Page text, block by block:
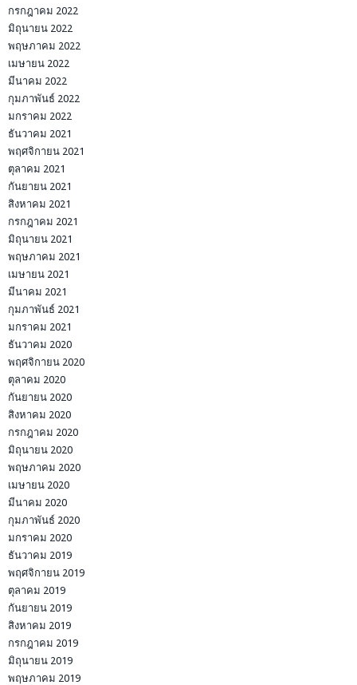
กรกฎาคม 2022
มิถุนายน 2022
พฤษภาคม 2022
เมษายน 2022
มีนาคม 2022
กุมภาพันธ์ 2022
มกราคม 2022
ธันวาคม 2021
พฤศจิกายน 2021
ตุลาคม 2021
กันยายน 2021
สิงหาคม 2021
กรกฎาคม 2021
มิถุนายน 2021
พฤษภาคม 2021
เมษายน 2021
มีนาคม 2021
กุมภาพันธ์ 2021
มกราคม 2021
ธันวาคม 2020
พฤศจิกายน 2020
ตุลาคม 2020
กันยายน 2020
สิงหาคม 2020
กรกฎาคม 2020
มิถุนายน 2020
พฤษภาคม 2020
เมษายน 2020
มีนาคม 2020
กุมภาพันธ์ 2020
มกราคม 2020
ธันวาคม 2019
พฤศจิกายน 2019
ตุลาคม 2019
กันยายน 2019
สิงหาคม 2019
กรกฎาคม 2019
มิถุนายน 2019
พฤษภาคม 2019